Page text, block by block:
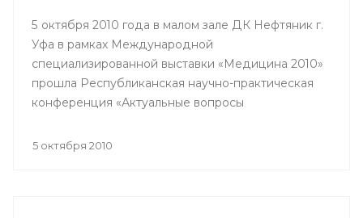
5 октября 2010 года в малом зале ДК Нефтяник г.
Уфа в рамках Международной
специализированной выставки «Медицина 2010»
прошла Республиканская научно-практическая
конференция «Актуальные вопросы
5 октября 2010